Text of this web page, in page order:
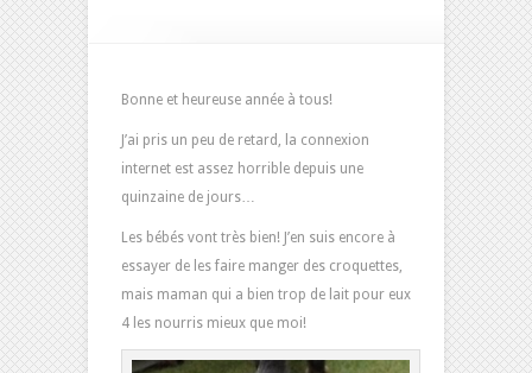
Bonne et heureuse année à tous!
J’ai pris un peu de retard, la connexion
internet est assez horrible depuis une
quinzaine de jours…
Les bébés vont très bien! J’en suis encore à
essayer de les faire manger des croquettes,
mais maman qui a bien trop de lait pour eux
4 les nourris mieux que moi!